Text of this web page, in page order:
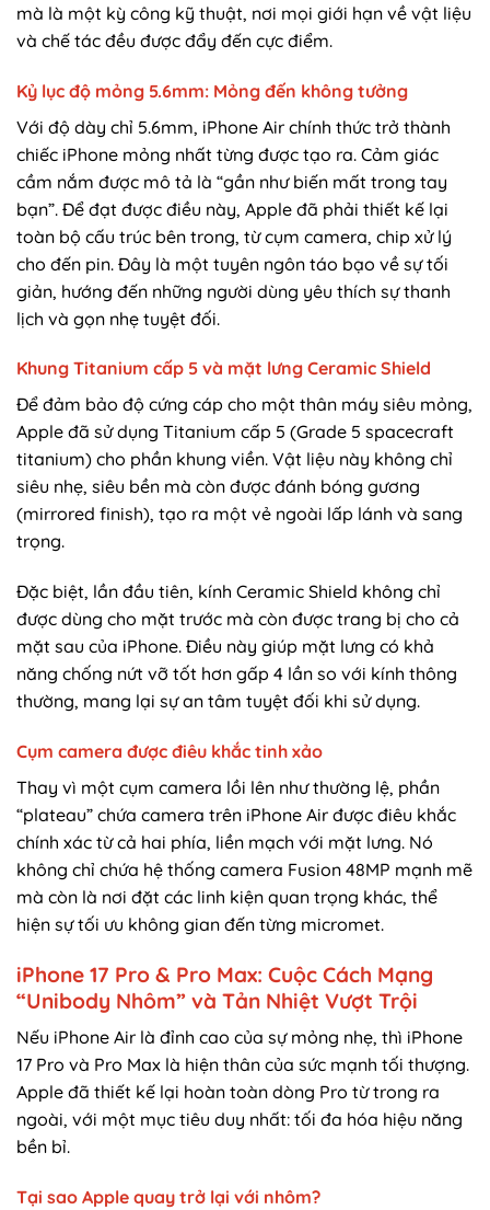
mà là một kỳ công kỹ thuật, nơi mọi giới hạn về vật liệu
và chế tác đều được đẩy đến cực điểm.
Kỷ lục độ mỏng 5.6mm: Mỏng đến không tưởng
Với độ dày chỉ 5.6mm, iPhone Air chính thức trở thành
chiếc iPhone mỏng nhất từng được tạo ra. Cảm giác
cầm nắm được mô tả là “gần như biến mất trong tay
bạn”. Để đạt được điều này, Apple đã phải thiết kế lại
toàn bộ cấu trúc bên trong, từ cụm camera, chip xử lý
cho đến pin. Đây là một tuyên ngôn táo bạo về sự tối
giản, hướng đến những người dùng yêu thích sự thanh
lịch và gọn nhẹ tuyệt đối.
Khung Titanium cấp 5 và mặt lưng Ceramic Shield
Để đảm bảo độ cứng cáp cho một thân máy siêu mỏng,
Apple đã sử dụng Titanium cấp 5 (Grade 5 spacecraft
titanium) cho phần khung viền. Vật liệu này không chỉ
siêu nhẹ, siêu bền mà còn được đánh bóng gương
(mirrored finish), tạo ra một vẻ ngoài lấp lánh và sang
trọng.
Đặc biệt, lần đầu tiên, kính Ceramic Shield không chỉ
được dùng cho mặt trước mà còn được trang bị cho cả
mặt sau của iPhone. Điều này giúp mặt lưng có khả
năng chống nứt vỡ tốt hơn gấp 4 lần so với kính thông
thường, mang lại sự an tâm tuyệt đối khi sử dụng.
Cụm camera được điêu khắc tinh xảo
Thay vì một cụm camera lồi lên như thường lệ, phần
“plateau” chứa camera trên iPhone Air được điêu khắc
chính xác từ cả hai phía, liền mạch với mặt lưng. Nó
không chỉ chứa hệ thống camera Fusion 48MP mạnh mẽ
mà còn là nơi đặt các linh kiện quan trọng khác, thể
hiện sự tối ưu không gian đến từng micromet.
iPhone 17 Pro & Pro Max: Cuộc Cách Mạng
“Unibody Nhôm” và Tản Nhiệt Vượt Trội
Nếu iPhone Air là đỉnh cao của sự mỏng nhẹ, thì iPhone
17 Pro và Pro Max là hiện thân của sức mạnh tối thượng.
Apple đã thiết kế lại hoàn toàn dòng Pro từ trong ra
ngoài, với một mục tiêu duy nhất: tối đa hóa hiệu năng
bền bỉ.
Tại sao Apple quay trở lại với nhôm?